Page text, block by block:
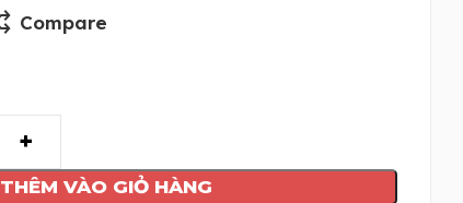
Compare
THÊM VÀO GIỎ HÀNG